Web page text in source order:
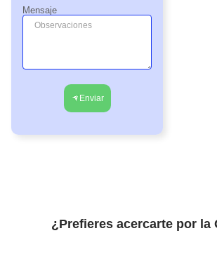
Mensaje
Enviar
¿Prefieres acercarte por la